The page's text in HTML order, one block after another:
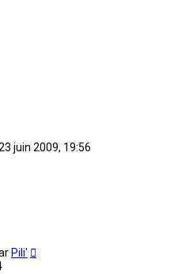
juin 2009, 19:56
Pili'